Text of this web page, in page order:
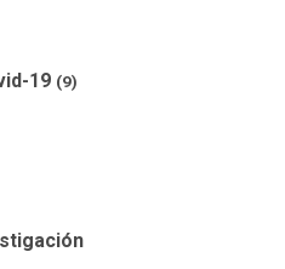
19 (9)